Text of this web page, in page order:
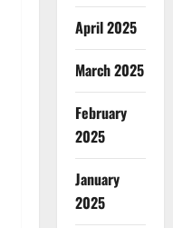
April 2025
March 2025
February
2025
January
2025